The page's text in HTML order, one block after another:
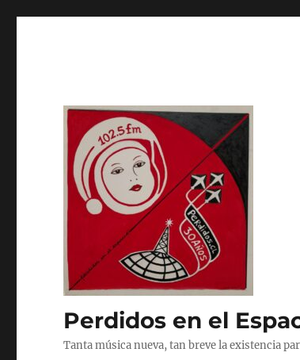
Perdidos en el
Tanta música nueva, tan breve la existencia